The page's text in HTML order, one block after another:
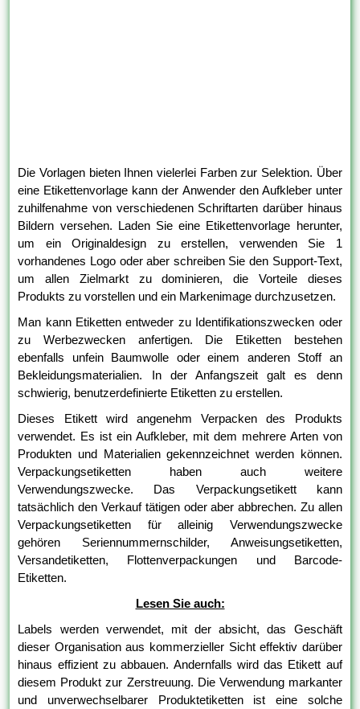
Die Vorlagen bieten Ihnen vielerlei Farben zur Selektion. Über
eine Etikettenvorlage kann der Anwender den Aufkleber unter
zuhilfenahme von verschiedenen Schriftarten darüber hinaus
Bildern versehen. Laden Sie eine Etikettenvorlage herunter,
um ein Originaldesign zu erstellen, verwenden Sie 1
vorhandenes Logo oder aber schreiben Sie den Support-Text,
um allen Zielmarkt zu dominieren, die Vorteile dieses
Produkts zu vorstellen und ein Markenimage durchzusetzen.
Man kann Etiketten entweder zu Identifikationszwecken oder
zu Werbezwecken anfertigen. Die Etiketten bestehen
ebenfalls unfein Baumwolle oder einem anderen Stoff an
Bekleidungsmaterialien. In der Anfangszeit galt es denn
schwierig, benutzerdefinierte Etiketten zu erstellen.
Dieses Etikett wird angenehm Verpacken des Produkts
verwendet. Es ist ein Aufkleber, mit dem mehrere Arten von
Produkten und Materialien gekennzeichnet werden können.
Verpackungsetiketten haben auch weitere
Verwendungszwecke. Das Verpackungsetikett kann
tatsächlich den Verkauf tätigen oder aber abbrechen. Zu allen
Verpackungsetiketten für alleinig Verwendungszwecke
gehören Seriennummernschilder, Anweisungsetiketten,
Versandetiketten, Flottenverpackungen und Barcode-
Etiketten.
Lesen Sie auch:
Labels werden verwendet, mit der absicht, das Geschäft
dieser Organisation aus kommerzieller Sicht effektiv darüber
hinaus effizient zu abbauen. Andernfalls wird das Etikett auf
diesem Produkt zur Zerstreuung. Die Verwendung markanter
und unverwechselbarer Produktetiketten ist eine solche